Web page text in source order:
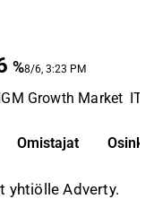
%8/6, 3:23 PM
Growth Market IT
Omistajat Osinko
yhtiölle Adverty.